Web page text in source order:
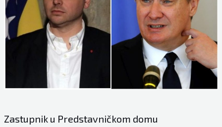
Zastupnik u Predstavničkom domu